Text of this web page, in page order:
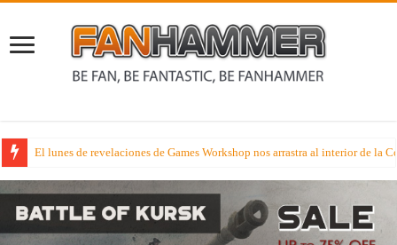
El lunes de revelaciones de Games Workshop nos arrastra al interior de la